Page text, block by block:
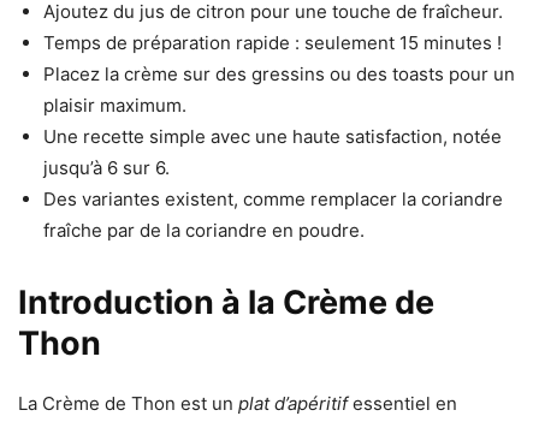
Ajoutez du jus de citron pour une touche de fraîcheur.
Temps de préparation rapide : seulement 15 minutes !
Placez la crème sur des gressins ou des toasts pour un
plaisir maximum.
Une recette simple avec une haute satisfaction, notée
jusqu’à 6 sur 6.
Des variantes existent, comme remplacer la coriandre
fraîche par de la coriandre en poudre.
Introduction à la Crème de
Thon
La Crème de Thon est un plat d’apéritifessentiel en